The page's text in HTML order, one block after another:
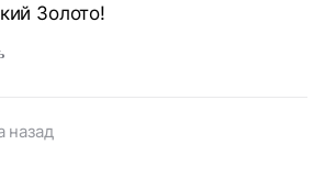
Золото!
назад